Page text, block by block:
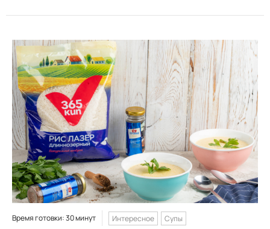
Время готовки: 30 минут Интересное Супы